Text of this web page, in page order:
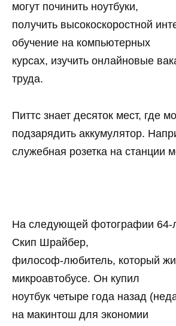
могут починить ноутбуки,
получить высокоскоростной
обучение на компьютерных
курсах, изучить онлайновые
труда.
Питтс знает десяток мест, где
подзарядить аккумулятор.
служебная розетка на станции
На следующей фотографии 64-
Скип Шрайбер,
философ-любитель, который
микроавтобусе. Он купил
ноутбук четыре года назад
на макинтош для экономии